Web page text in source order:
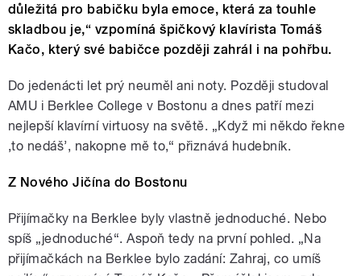
důležitá pro babičku byla emoce, která za touhle
skladbou je,“ vzpomíná špičkový klavírista Tomáš
Kačo, který své babičce později zahrál i na pohřbu.
Do jedenácti let prý neuměl ani noty. Později studoval
AMU i Berklee College v Bostonu a dnes patří mezi
nejlepší klavírní virtuosy na světě. „Když mi někdo řekne
‚to nedáš’, nakopne mě to,“ přiznává hudebník.
Z Nového Jičína do Bostonu
Přijímačky na Berklee byly vlastně jednoduché. Nebo
spíš „jednoduché“. Aspoň tedy na první pohled. „Na
přijímačkách na Berklee bylo zadání: Zahraj, co umíš